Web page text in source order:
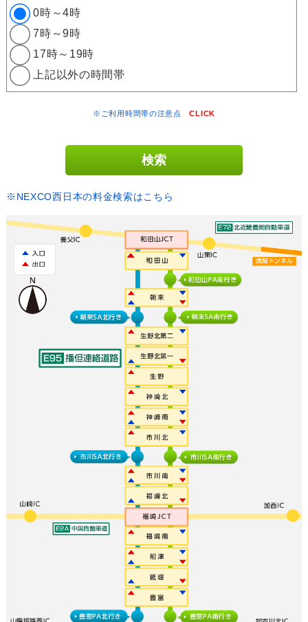
0時～4時
7時～9時
17時～19時
上記以外の時間帯
※ご利用時間帯の注意点CLICK
※NEXCO西日本の料金検索はこちら